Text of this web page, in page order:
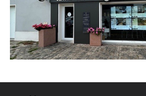
Envoyer un
Téléphoner à